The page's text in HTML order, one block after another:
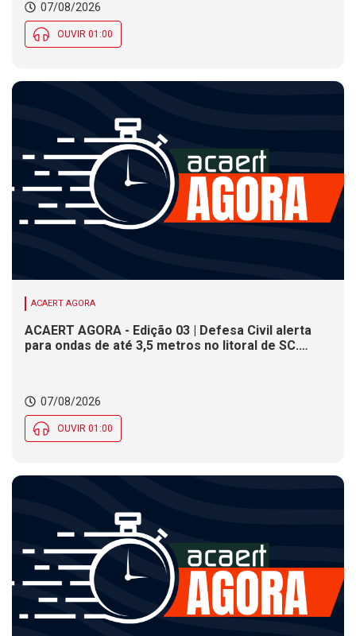
07/08/2026
OUVIR 01:00
ACAERT AGORA
ACAERT AGORA - Edição 03 | Defesa Civil alerta
para ondas de até 3,5 metros no litoral de SC.
07/08/2026
OUVIR 01:00